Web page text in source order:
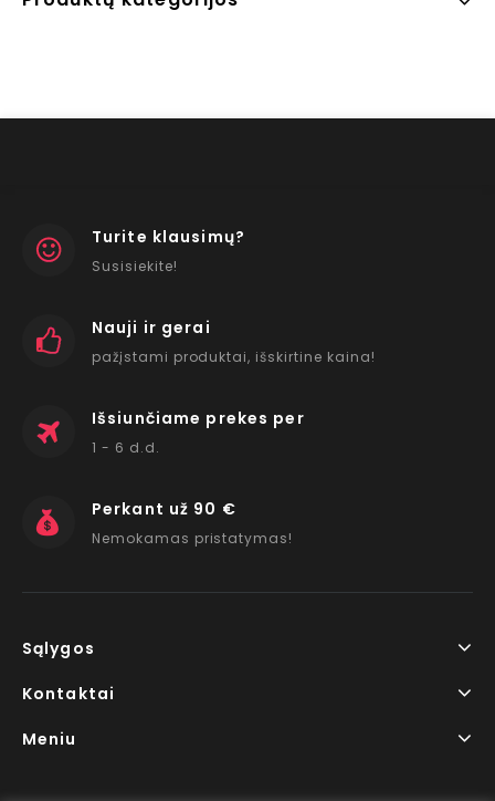
Turite klausimų?
Susisiekite!
Nauji ir gerai
pažįstami produktai, išskirtine kaina!
Išsiunčiame prekes per
1 - 6 d.d.
Perkant už 90 €
Nemokamas pristatymas!
Sąlygos
Kontaktai
Meniu